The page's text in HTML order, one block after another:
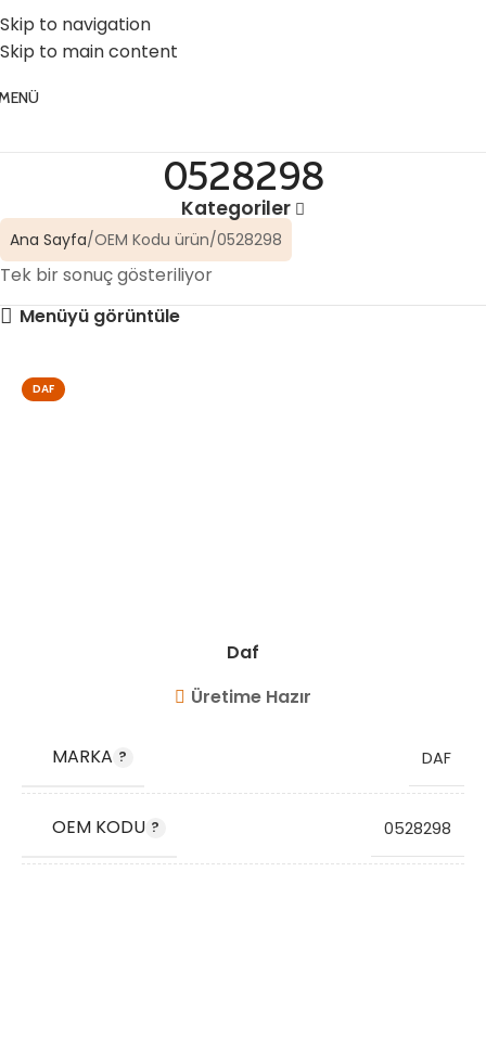
Skip to navigation
Skip to main content
☎️ 0 (224) 504 74 45
0528298
Kategoriler
Ana Sayfa OEM Kodu ürün 0528298
Tek bir sonuç gösteriliyor
Menüyü görüntüle
DAF
Daf
Üretime Hazır
MARKA DAF
OEM KODU 0528298